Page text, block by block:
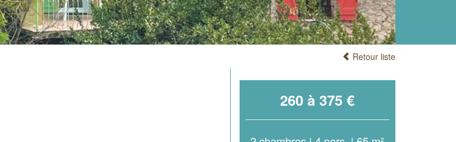
Retour liste
260 à 375 €